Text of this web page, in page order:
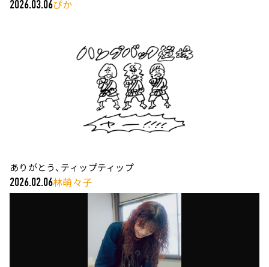
2026.03.06ぴか
ありがとう、ティップティップ
2026.02.06林萌々子